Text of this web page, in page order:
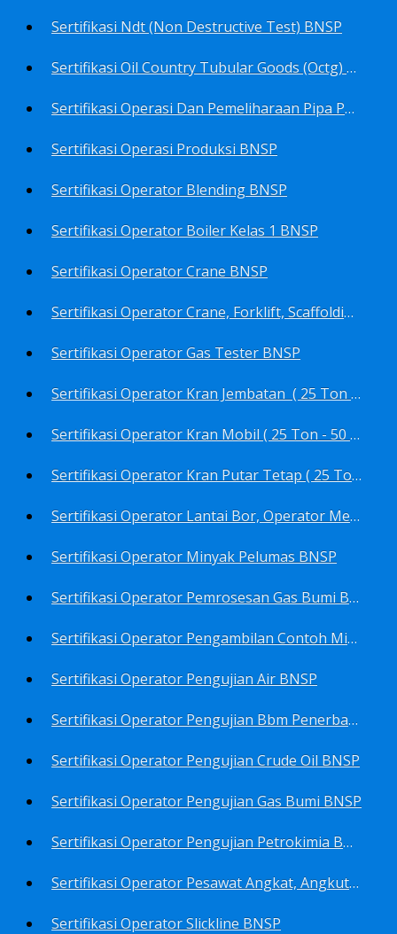
Sertifikasi Ndt (Non Destructive Test) BNSP
Sertifikasi Oil Country Tubular Goods (Octg) BNSP
Sertifikasi Operasi Dan Pemeliharaan Pipa Penyalur BNSP
Sertifikasi Operasi Produksi BNSP
Sertifikasi Operator Blending BNSP
Sertifikasi Operator Boiler Kelas 1 BNSP
Sertifikasi Operator Crane BNSP
Sertifikasi Operator Crane, Forklift, Scaffolding/Scaffolder, Boiler, Rigger BNSP
Sertifikasi Operator Gas Tester BNSP
Sertifikasi Operator Kran Jembatan ( 25 Ton - 50 Ton - > 50 ) BNSP
Sertifikasi Operator Kran Mobil ( 25 Ton - 50 Ton - > 50 ) BNSP
Sertifikasi Operator Kran Putar Tetap ( 25 Ton - 50 Ton - > 50 ) BNSP
Sertifikasi Operator Lantai Bor, Operator Menara Bor, Juru Bor, Ahli Pengendali Pengeboran BNSP
Sertifikasi Operator Minyak Pelumas BNSP
Sertifikasi Operator Pemrosesan Gas Bumi BNSP
Sertifikasi Operator Pengambilan Contoh Minyak Bumi, Gas Bumi, Bbm- Bbn- Pelumas, Udara, Limbah, Air BNSP
Sertifikasi Operator Pengujian Air BNSP
Sertifikasi Operator Pengujian Bbm Penerbangan Dan Non Penerbangan BNSP
Sertifikasi Operator Pengujian Crude Oil BNSP
Sertifikasi Operator Pengujian Gas Bumi BNSP
Sertifikasi Operator Pengujian Petrokimia BNSP
Sertifikasi Operator Pesawat Angkat, Angkut Dan Juru Ikat Beban BNSP
Sertifikasi Operator Slickline BNSP